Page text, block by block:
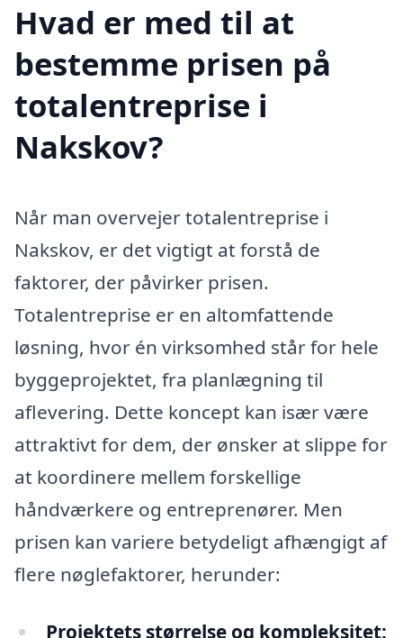
Hvad er med til at
bestemme prisen på
totalentreprise i
Nakskov?
Når man overvejer totalentreprise i
Nakskov, er det vigtigt at forstå de
faktorer, der påvirker prisen.
Totalentreprise er en altomfattende
løsning, hvor én virksomhed står for hele
byggeprojektet, fra planlægning til
aflevering. Dette koncept kan især være
attraktivt for dem, der ønsker at slippe for
at koordinere mellem forskellige
håndværkere og entreprenører. Men
prisen kan variere betydeligt afhængigt af
flere nøglefaktorer, herunder:
Projektets størrelse og kompleksitet: